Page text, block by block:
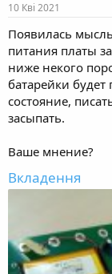
10 Кві 2021
Появилась
питания платы
ниже некого
батарейки будет
состояние,
засыпать.
Ваше мнение?
Вкладення